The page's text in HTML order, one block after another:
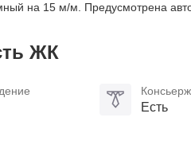
на 15 м/м. Предусмотрена
ЖК
Консьерж
Есть